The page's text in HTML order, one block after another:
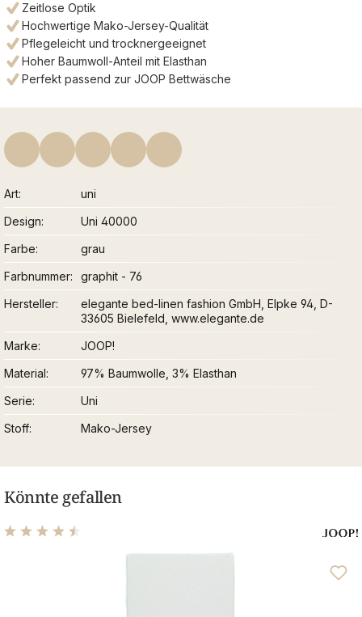
Zeitlose Optik
Hochwertige Mako-Jersey-Qualität
Pflegeleicht und trocknergeeignet
Hoher Baumwoll-Anteil mit Elasthan
Perfekt passend zur JOOP Bettwäsche
Art
uni
Design
Uni 40000
Farbe
grau
Farbnummer
graphit - 76
Hersteller
elegante bed-linen fashion GmbH, Elpke 94, D-
33605 Bielefeld, www.elegante.de
Marke
JOOP!
Material
97% Baumwolle, 3% Elasthan
Serie
Uni
Stoff
Mako-Jersey
Könnte gefallen
Durchschnittliche Bewertung von 4.39 von 5 Sternen